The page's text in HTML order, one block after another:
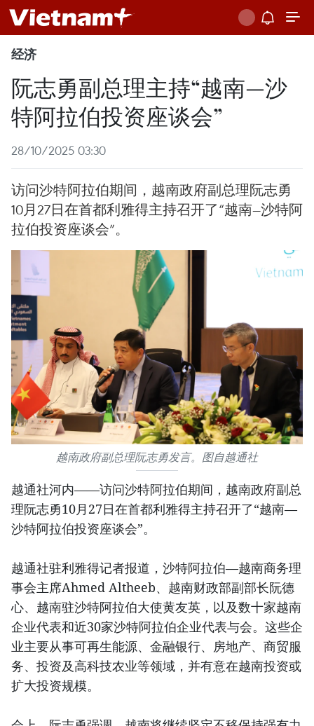
经济
阮志勇副总理主持“越南—沙
特阿拉伯投资座谈会”
28/10/2025 03:30
访问沙特阿拉伯期间，越南政府副总理阮志勇
10月27日在首都利雅得主持召开了“越南—沙特阿
拉伯投资座谈会”。
越南政府副总理阮志勇发言。图自越通社
越通社河内——访问沙特阿拉伯期间，越南政府副总
理阮志勇10月27日在首都利雅得主持召开了“越南—
沙特阿拉伯投资座谈会”。
越通社驻利雅得记者报道，沙特阿拉伯—越南商务理
事会主席Ahmed Altheeb、越南财政部副部长阮德
心、越南驻沙特阿拉伯大使黄友英，以及数十家越南
企业代表和近30家沙特阿拉伯企业代表与会。这些企
业主要从事可再生能源、金融银行、房地产、商贸服
务、投资及高科技农业等领域，并有意在越南投资或
扩大投资规模。